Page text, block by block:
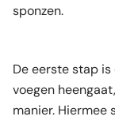
sponzen.
De eerste stap
voegen
manier. Hiermee